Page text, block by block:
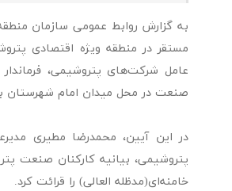
به گزارش روابط عمومی سازمان
مستقر در منطقه ویژه اقتصادی
عامل شرکت‌های پتروشیمی،
صنعت در محل میدان امام شهرستان
در این آیین، محمدرضا مطیری
پتروشیمی، بیانیه کارکنان صنعت
خامنه‌ای(مدظله العالی) را قرائت کرد.